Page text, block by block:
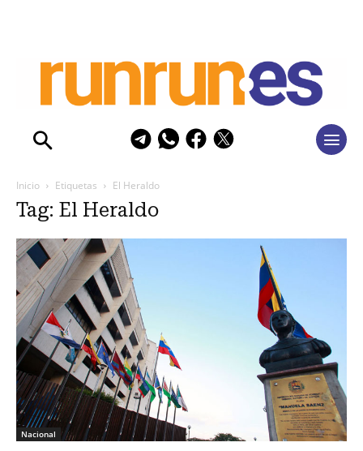
Inicio Etiquetas El Heraldo
Tag: El Heraldo
Nacional